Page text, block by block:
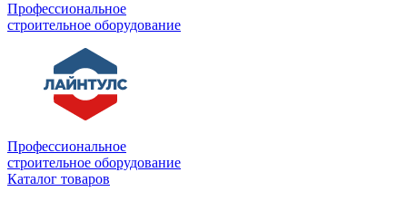
Профессиональное
строительное оборудование
Профессиональное
строительное оборудование
Каталог товаров